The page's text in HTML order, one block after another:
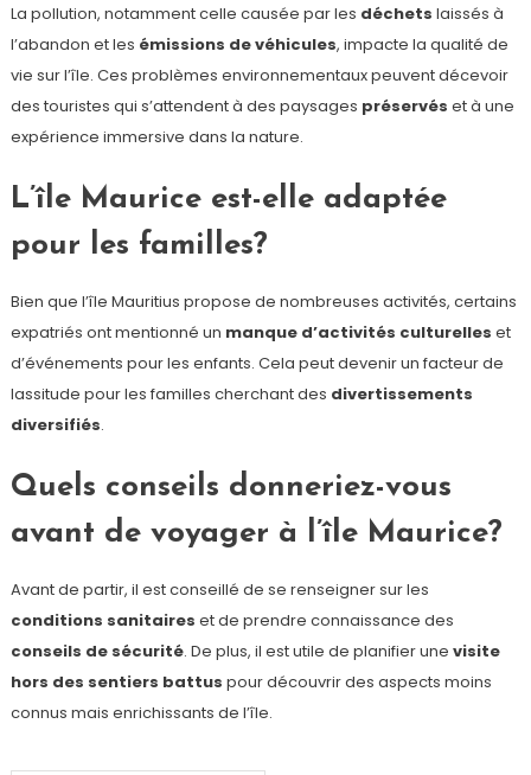
La pollution, notamment celle causée par les déchets laissés à
l’abandon et les émissions de véhicules, impacte la qualité de
vie sur l’île. Ces problèmes environnementaux peuvent décevoir
des touristes qui s’attendent à des paysages préservés et à une
expérience immersive dans la nature.
L’île Maurice est-elle adaptée
pour les familles?
Bien que l’île Mauritius propose de nombreuses activités, certains
expatriés ont mentionné un manque d’activités culturelles et
d’événements pour les enfants. Cela peut devenir un facteur de
lassitude pour les familles cherchant des divertissements
diversifiés.
Quels conseils donneriez-vous
avant de voyager à l’île Maurice?
Avant de partir, il est conseillé de se renseigner sur les
conditions sanitaires et de prendre connaissance des
conseils de sécurité. De plus, il est utile de planifier une visite
hors des sentiers battus pour découvrir des aspects moins
connus mais enrichissants de l’île.